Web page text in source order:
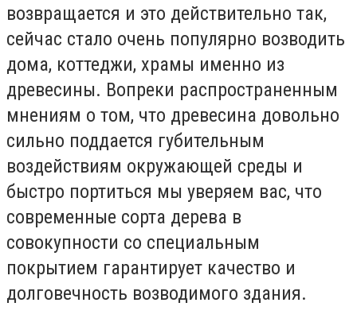
возвращается и это действительно так,
сейчас стало очень популярно возводить
дома, коттеджи, храмы именно из
древесины. Вопреки распространенным
мнениям о том, что древесина довольно
сильно поддается губительным
воздействиям окружающей среды и
быстро портиться мы уверяем вас, что
современные сорта дерева в
совокупности со специальным
покрытием гарантирует качество и
долговечность возводимого здания.